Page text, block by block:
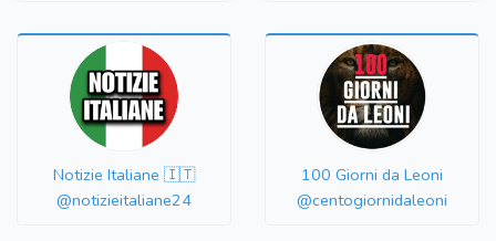
Notizie Italiane 🇮🇹
@notizieitaliane24
100 Giorni da Leoni
@centogiornidaleoni